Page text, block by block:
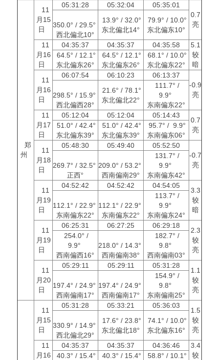
郑
州
11
月15
日
05:31:28 05:32:04
05:35:01
0.7
亮
350.0° / 29.5°
西北偏北10°
13.9° / 32.0°
东北偏北14°
79.9° / 10.0°
东北偏东10°
11
月16
日
04:35:37 04:35:37 04:35:58
5.1
较
暗
64.5° / 12.1°
东北偏东26°
64.5° / 12.1°
东北偏东26°
68.1° / 10.0°
东北偏东22°
11
月16
日
06:07:54 06:10:23
06:13:37
-0.9
亮
298.5° / 15.9°
西北偏西28°
21.6° / 78.1°
东北偏北22°
111.7° /
9.9°
东南偏东22°
11
月17
日
05:12:04 05:12:04 05:14:43
0.7
亮
51.0° / 42.4°
东北偏东39°
51.0° / 42.4°
东北偏东39°
95.7° / 9.9°
东南偏东06°
11
月18
日
05:48:30 05:49:40
05:52:50
-0.7
亮
269.7° / 32.5°
正西°
209.0° / 53.2°
西南偏南29°
131.7° /
9.9°
东南偏东42°
11
月19
日
04:52:42 04:52:42 04:54:05
3.3
较
暗
112.1° / 22.9°
东南偏东22°
112.1° / 22.9°
东南偏东22°
113.7° /
9.9°
东南偏东24°
11
月19
日
06:25:31 06:27:25 06:29:18
2.3
较
亮
254.0° /
9.9°
西南偏西16°
218.0° / 14.3°
西南偏南38°
182.7° /
9.8°
西南偏南03°
11
月20
日
05:29:11 05:29:11 05:31:28
1.1
较
亮
197.4° / 24.9°
西南偏南17°
197.4° / 24.9°
西南偏南17°
154.9° /
9.8°
东南偏南25°
11
月15
日
05:31:28 05:33:21 05:36:03
1.5
较
亮
330.9° / 14.9°
西北偏北29°
17.6° / 23.8°
东北偏北18°
74.1° / 10.0°
东北偏东16°
11
月16
04:35:37 04:35:37 04:36:46
3.4
较
40.3° / 15.4°
40.3° / 15.4°
58.8° / 10.1°